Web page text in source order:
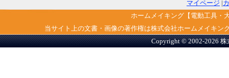
マイページ |
ホームメイキング【電動工具・
当サイト上の文書・画像の著作権は株式会社ホームメイキ
Copyright © 2002-2026